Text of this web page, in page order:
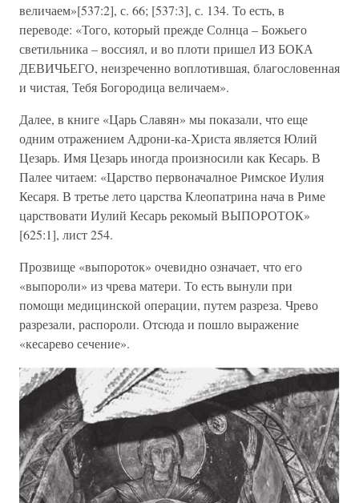
величаем»[537:2], с. 66; [537:3], с. 134. То есть, в
переводе: «Того, который прежде Солнца – Божьего
светильника – воссиял, и во плоти пришел ИЗ БОКА
ДЕВИЧЬЕГО, неизреченно воплотившая, благословенная
и чистая, Тебя Богородица величаем».
Далее, в книге «Царь Славян» мы показали, что еще
одним отражением Адрони-ка-Христа является Юлий
Цезарь. Имя Цезарь иногда произносили как Кесарь. В
Палее читаем: «Царство первоначалное Римское Иулия
Кесаря. В третье лето царства Клеопатрина нача в Риме
царствовати Иулий Кесарь рекомый ВЫПОРОТОК»
[625:1], лист 254.
Прозвище «выпороток» очевидно означает, что его
«выпороли» из чрева матери. То есть вынули при
помощи медицинской операции, путем разреза. Чрево
разрезали, распороли. Отсюда и пошло выражение
«кесарево сечение».